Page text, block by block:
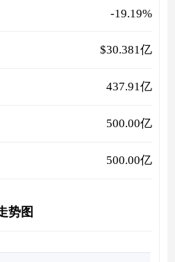
-19.19%
$30.381亿
437.91亿
500.00亿
500.00亿
势图